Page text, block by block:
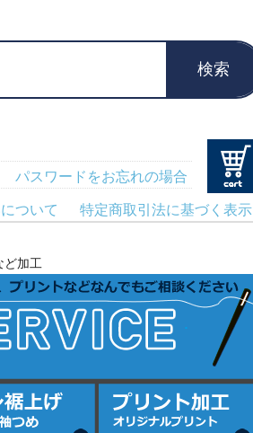
検索
パスワードをお忘れの場合
ついて 特定商取引法に基づく表示
ど加工